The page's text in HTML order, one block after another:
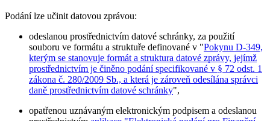
Podání lze učinit datovou zprávou:
odeslanou prostřednictvím datové schránky, za použití
souboru ve formátu a struktuře definované v "Pokynu D-349,
kterým se stanovuje formát a struktura datové zprávy, jejímž
prostřednictvím je činěno podání specifikované v § 72 odst. 1
zákona č. 280/2009 Sb., a která je zároveň odesílána správci
daně prostřednictvím datové schránky",
opatřenou uznávaným elektronickým podpisem a odeslanou